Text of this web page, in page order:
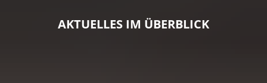
AKTUELLES IM ÜBERBLICK